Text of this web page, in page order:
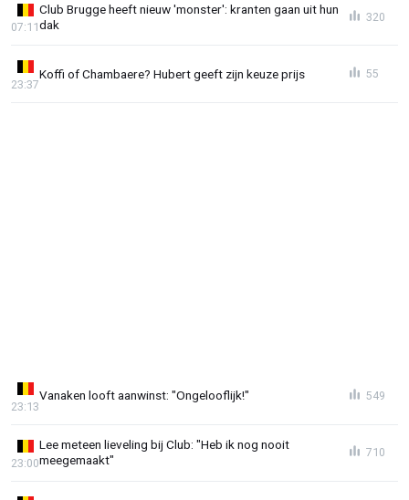
Club Brugge heeft nieuw 'monster': kranten gaan uit hun
dak
07:11
320
Koffi of Chambaere? Hubert geeft zijn keuze prijs
23:37
55
Vanaken looft aanwinst: "Ongelooflijk!"
23:13
549
Lee meteen lieveling bij Club: "Heb ik nog nooit
meegemaakt"
23:00
710